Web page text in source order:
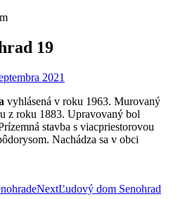
19
2021
vyhlásená v roku 1963. Murovaný
z roku 1883. Upravovaný bol
stavba s viacpriestorovou
Nachádza sa v obci
NextĽudový dom Senohrad